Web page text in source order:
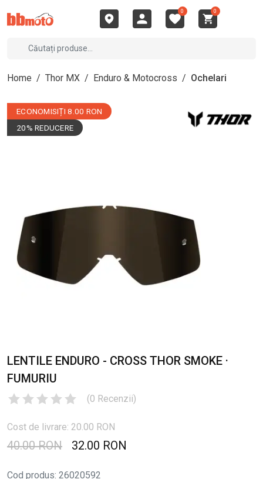
0 0
Home / Thor MX / Enduro & Motocross / Ochelari
ECONOMISIȚI 8.00 RON
20% REDUCERE
LENTILE ENDURO - CROSS THOR SMOKE ·
FUMURIU
(0 Recenzii)
Cost de livrare: 20.00 RON
40.00 RON 32.00 RON
Cod produs: 26020592